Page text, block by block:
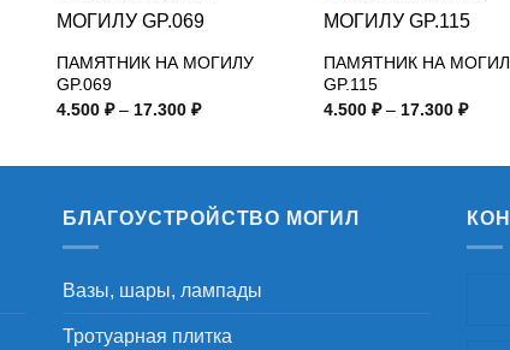
ПАМЯТНИК НА МОГИЛУ
GP.069
4.500 ₽ – 17.300 ₽Диапазон
ПАМЯТНИК НА
GP.115
4.500₽ – 17.300₽
БЛАГОУСТРОЙСТВО МОГИЛ
Вазы, шары, лампады
Тротуарная плитка